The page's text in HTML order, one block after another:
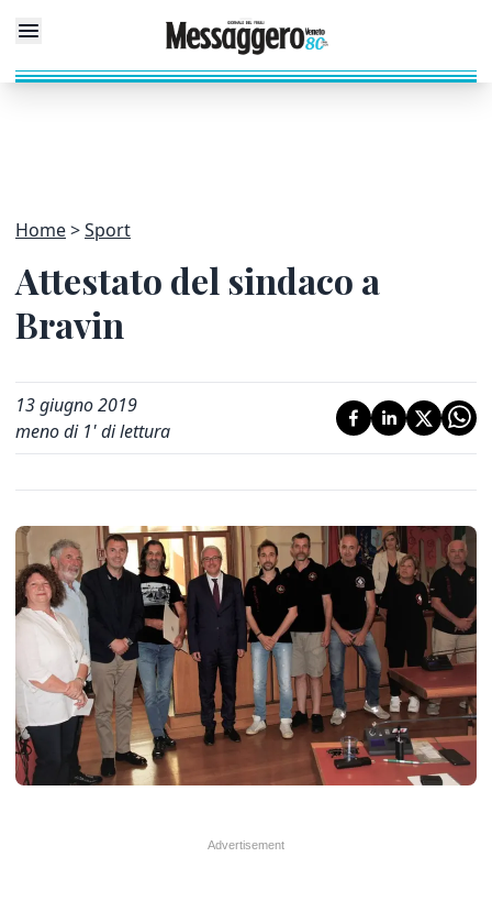
Home Sport
Attestato del sindaco a
Bravin
13 giugno 2019
meno di 1' di lettura